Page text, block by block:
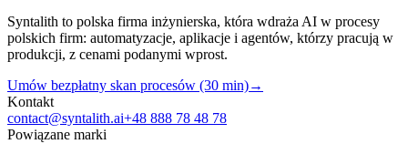
Syntalith to polska firma inżynierska, która wdraża AI w procesy
polskich firm: automatyzacje, aplikacje i agentów, którzy pracują w
produkcji, z cenami podanymi wprost.
Umów bezpłatny skan procesów (30 min)→
Kontakt
contact@syntalith.ai+48 888 78 48 78
Powiązane marki